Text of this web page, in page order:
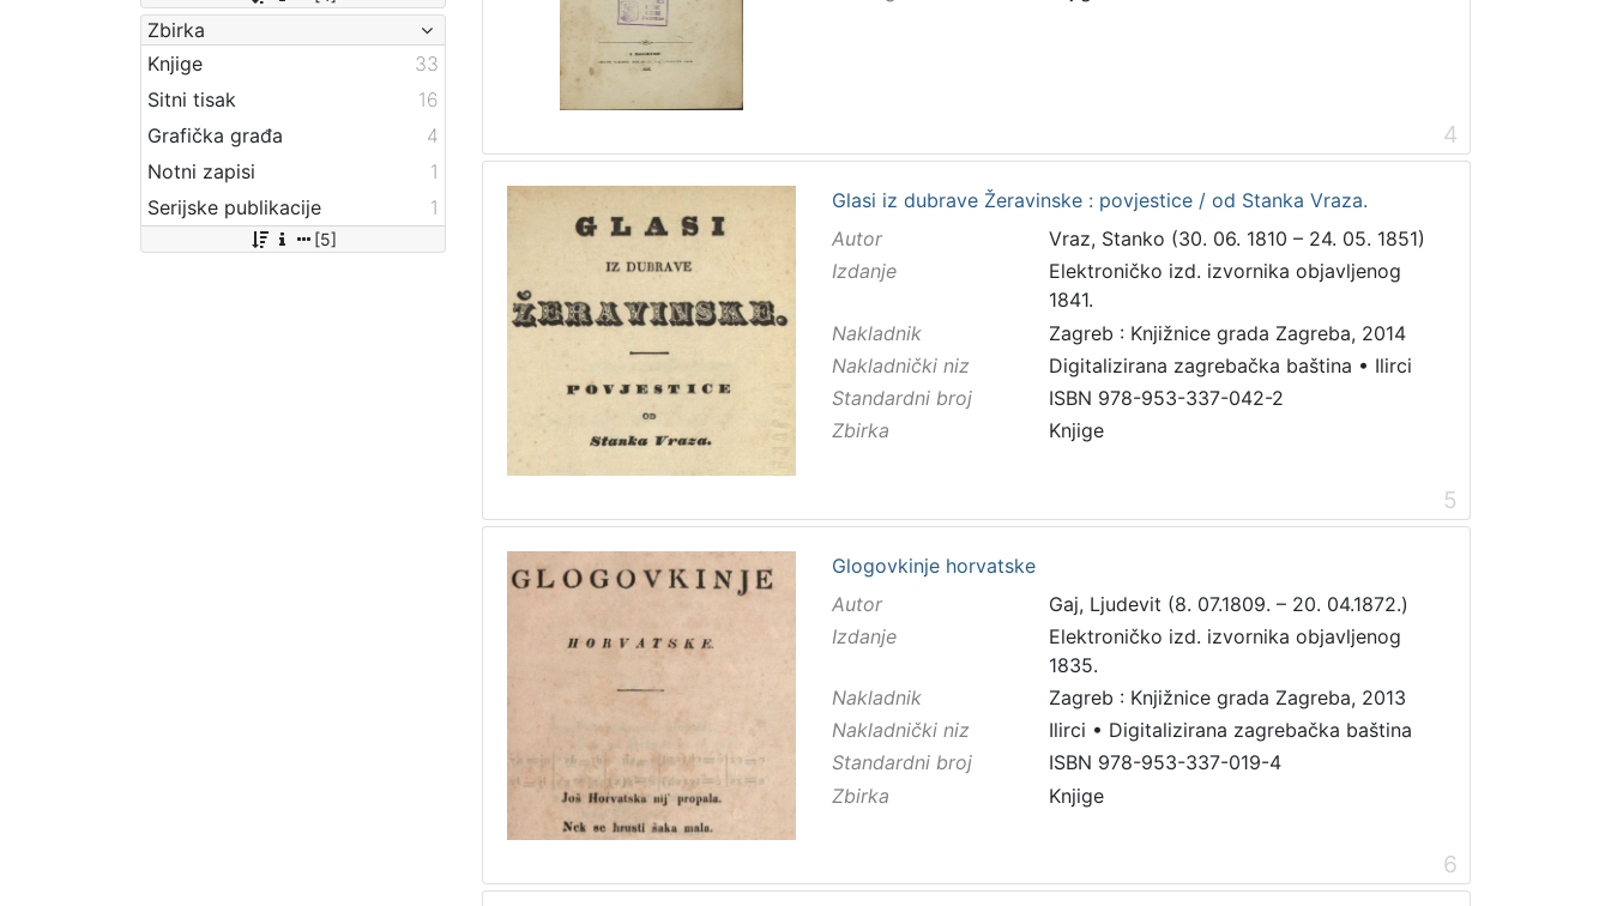
Zbirka
Knjige
33
Sitni tisak
16
Grafička građa
4
Notni zapisi
1
Serijske publikacije
1
[5]
4
Glasi iz dubrave Žeravinske : povjestice / od Stanka Vraza.
Autor
Vraz, Stanko (30. 06. 1810 – 24. 05. 1851)
Izdanje
Elektroničko izd. izvornika objavljenog
1841.
Nakladnik
Zagreb : Knjižnice grada Zagreba, 2014
Nakladnički niz
Digitalizirana zagrebačka baština • Ilirci
Standardni broj
ISBN 978-953-337-042-2
Zbirka
Knjige
5
Glogovkinje horvatske
Autor
Gaj, Ljudevit (8. 07.1809. – 20. 04.1872.)
Izdanje
Elektroničko izd. izvornika objavljenog
1835.
Nakladnik
Zagreb : Knjižnice grada Zagreba, 2013
Nakladnički niz
Ilirci • Digitalizirana zagrebačka baština
Standardni broj
ISBN 978-953-337-019-4
Zbirka
Knjige
6